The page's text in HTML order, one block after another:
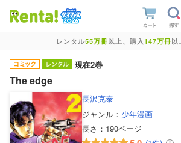
レンタル55万冊以上、購入147万冊以
現在2巻
The edge
長沢克泰
ジャンル： 少年漫画
長さ： 190ページ